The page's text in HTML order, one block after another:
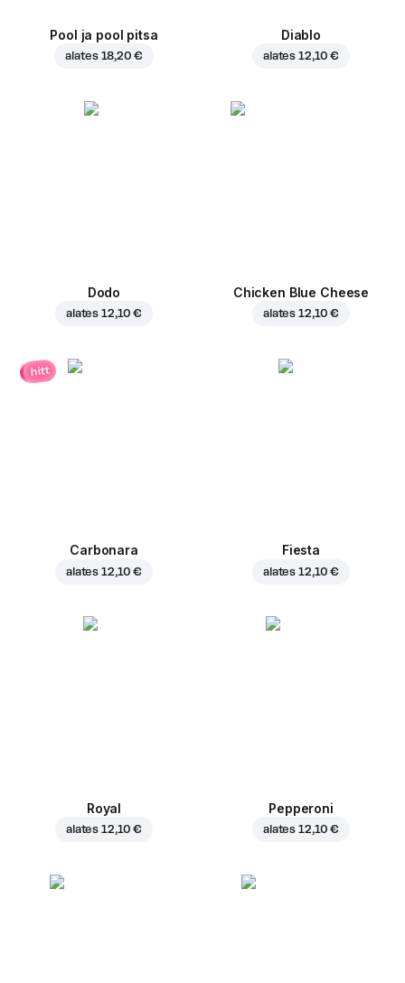
Pool ja pool pitsa
alates 18,20 €
Diablo
alates 12,10 €
Dodo
alates 12,10 €
Chicken Blue Cheese
alates 12,10 €
hitt
Carbonara
alates 12,10 €
Fiesta
alates 12,10 €
Royal
alates 12,10 €
Pepperoni
alates 12,10 €